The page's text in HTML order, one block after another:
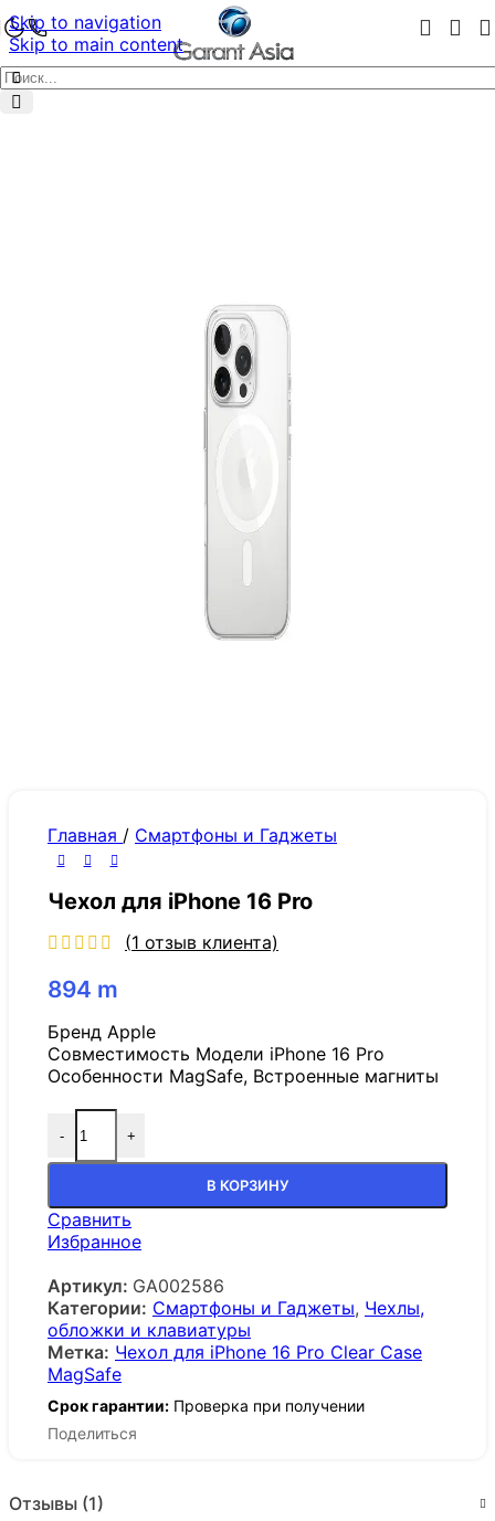
Skip to navigation
Skip to main content
Главная / Смартфоны и Гаджеты
Чехол для iPhone 16 Pro
(1 отзыв клиента)
894 m
Бренд Apple
Совместимость Модели iPhone 16 Pro
Особенности MagSafe, Встроенные магниты
- +
В КОРЗИНУ
Сравнить
Избранное
Артикул: GA002586
Категории: Смартфоны и Гаджеты, Чехлы,
обложки и клавиатуры
Метка: Чехол для iPhone 16 Pro Clear Case
MagSafe
Срок гарантии: Проверка при получении
Поделиться
Отзывы (1)